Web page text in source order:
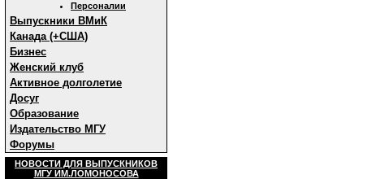
Персоналии
Выпускники ВМиК
Канада (+США)
Бизнес
Женский клуб
Активное долголетие
Досуг
Образование
Издательство МГУ
Форумы
НОВОСТИ ДЛЯ ВЫПУСКНИКОВ
МГУ ИМ.ЛОМОНОСОВА